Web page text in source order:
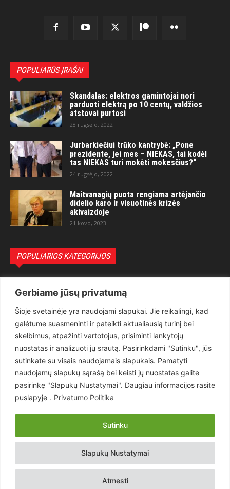
Gerbiame jūsų privatumą
Šioje svetainėje yra naudojami slapukai. Jie reikalingi, kad
galėtume suasmeninti ir pateikti aktualiausią turinį bei
skelbimus, atpažinti vartotojus, prisiminti lankytojų
nuostatas ir analizuoti jų srautą. Pasirinkdami "Sutinku", jūs
sutinkate su visais naudojamais slapukais. Pamatyti
naudojamų slapukų sąrašą bei keisti jų nuostatas galite
pasirinkę "Slapukų Nustatymai". Daugiau informacijos rasite
puslapyje . Privatumo Politika
Slapukų Nustatymai
Atmesti
Sutinku
POPULIARŪS ĮRAŠAI
Skandalas: elektros gamintojai nori
parduoti elektrą po 10 centų, valdžios
atstovai purtosi
28 rugsėjo, 2022
Jurbarkiečiui trūko kantrybė: „Pone
prezidente, jei mes – NIEKAS, tai kodėl
tas NIEKAS turi mokėti mokesčius?“
24 rugsėjo, 2022
Maitvanagių puota rengiama artėjančio
didelio karo ir visuotinės krizės
akivaizdoje
21 kovo, 2023
POPULIARIOS KATEGORIJOS
Teisėsauga
1497
Aktualu
Lietuva
619
Pasaulis
Статьи на русском
Articles in english
Copyright © 2026 UAB „Goruva“. Visos teisės saugomos.
Kontaktai Prenumerata Privatumo Politika Naudojimosi Taisyklės